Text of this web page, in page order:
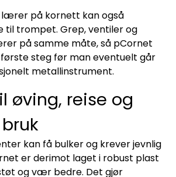
lærer på kornett kan også
til trompet. Grep, ventiler og
på samme måte, så pCornet
steg før man eventuelt går
metallinstrument.
øving, reise og
kan få bulker og krever jevnlig
er derimot laget i robust plast
og vær bedre. Det gjør